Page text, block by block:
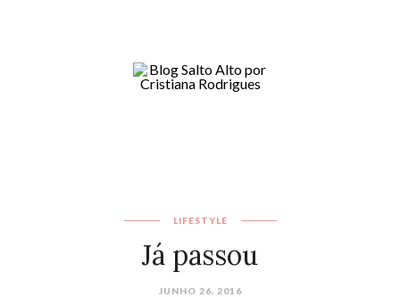
LIFESTYLE
Já passou
JUNHO 26, 2016